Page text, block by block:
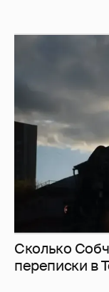
Сколько
перeписки в